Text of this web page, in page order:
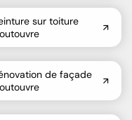
sur toiture
de façade